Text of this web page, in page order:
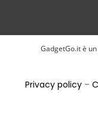
GadgetGo.it è un
Privacy policy –